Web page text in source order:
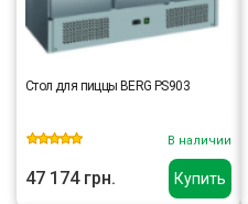
Купить
Стол для пиццы BERG PS903
В наличии
47 174 грн.